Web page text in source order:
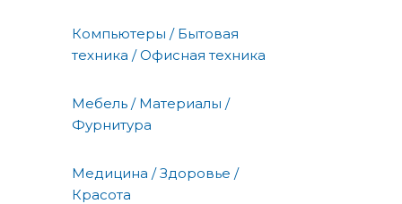
Компьютеры / Бытовая
техника / Офисная техника
Мебель / Материалы /
Фурнитура
Медицина / Здоровье /
Красота